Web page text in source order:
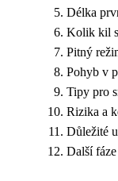
Délka
Kolik kil
Pitný
Pohyb v
Tipy pro
Rizika a
Důležité
Další